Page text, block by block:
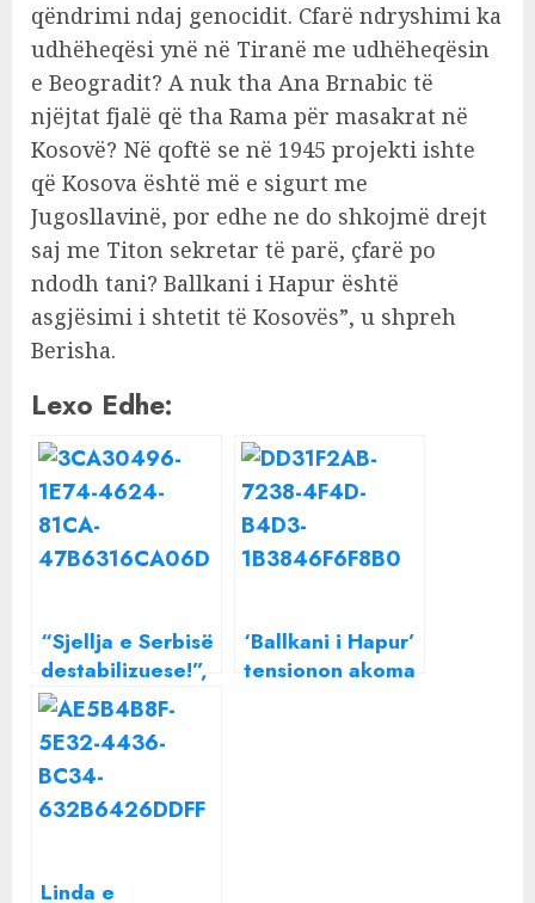
qëndrimi ndaj genocidit. Cfarë ndryshimi ka
udhëheqësi ynë në Tiranë me udhëheqësin
e Beogradit? A nuk tha Ana Brnabic të
njëjtat fjalë që tha Rama për masakrat në
Kosovë? Në qoftë se në 1945 projekti ishte
që Kosova është më e sigurt me
Jugosllavinë, por edhe ne do shkojmë drejt
saj me Titon sekretar të parë, çfarë po
ndodh tani? Ballkani i Hapur është
asgjësimi i shtetit të Kosovës”, u shpreh
Berisha.
Lexo Edhe:
“Sjellja e Serbisë
destabilizuese!”,
Meta: U pa qartë
se çfarë është
Ballkani i Hapur
‘Ballkani i Hapur’
tensionon akoma
Linda e